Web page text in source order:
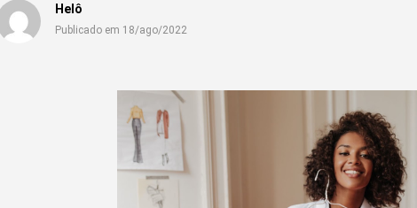
Helô
Publicado em 18/ago/2022